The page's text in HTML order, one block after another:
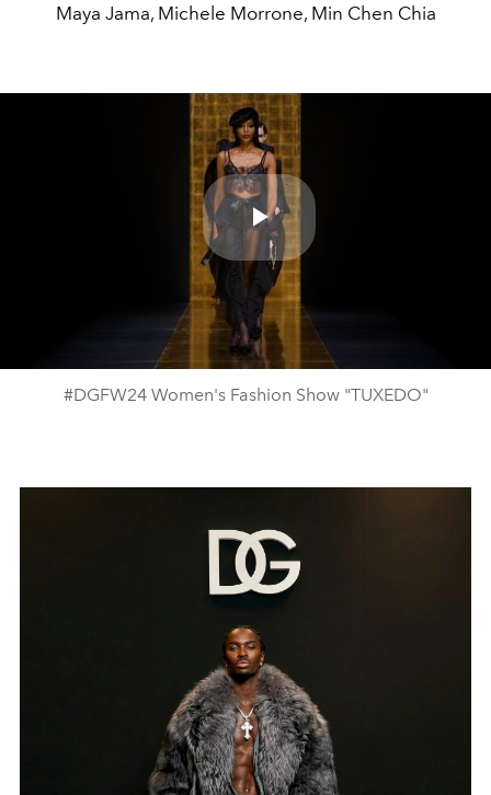
Maya Jama, Michele Morrone, Min Chen Chia
Play
Video
#DGFW24 Women's Fashion Show "TUXEDO"